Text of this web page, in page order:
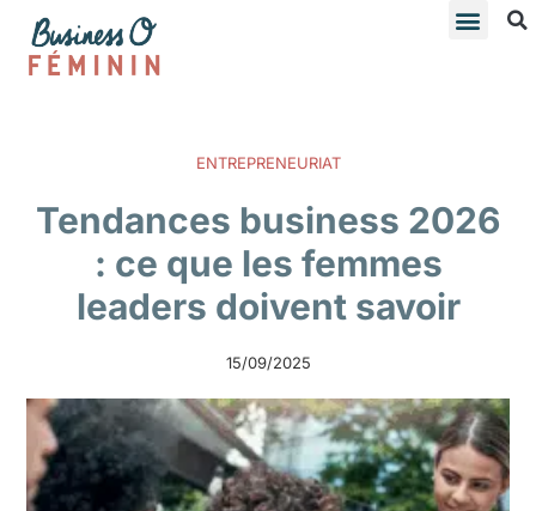
ENTREPRENEURIAT
Tendances business 2026
: ce que les femmes
leaders doivent savoir
15/09/2025